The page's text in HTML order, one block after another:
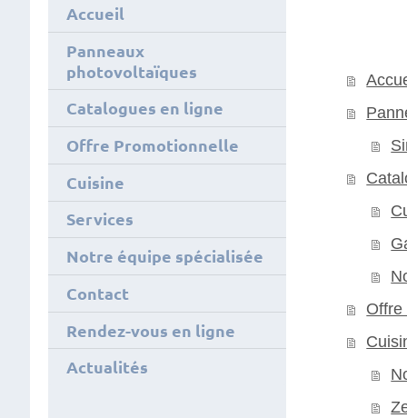
Offre
Accueil
Panneaux
photovoltaïques
Catalogues en ligne
Offre Promotionnelle
Cuisine
Services
Notre équipe spécialisée
Contact
Rendez-vous en ligne
Actualités